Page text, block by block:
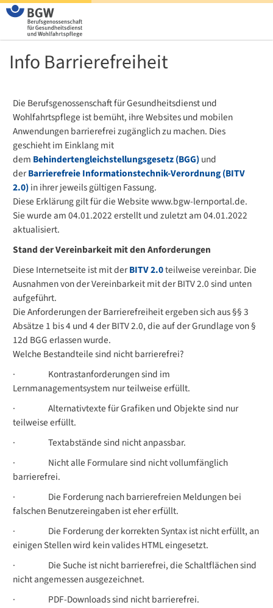
Info Barrierefreiheit
Die Berufsgenossenschaft für Gesundheitsdienst und
Wohlfahrtspflege ist bemüht, ihre Websites und mobilen
Anwendungen barrierefrei zugänglich zu machen. Dies
geschieht im Einklang mit
dem Behindertengleichstellungsgesetz (BGG)und
derBarrierefreie Informationstechnik-Verordnung (BITV
2.0)in ihrer jeweils gültigen Fassung.
Diese Erklärung gilt für die Website www.bgw-lernportal.de.
Sie wurde am 04.01.2022 erstellt und zuletzt am 04.01.2022
aktualisiert.
Stand der Vereinbarkeit mit den Anforderungen
Diese Internetseite ist mit derBITV 2.0teilweise vereinbar. Die
Ausnahmen von der Vereinbarkeit mit der BITV 2.0 sind unten
aufgeführt.
Die Anforderungen der Barrierefreiheit ergeben sich aus §§ 3
Absätze 1 bis 4 und 4 der BITV 2.0, die auf der Grundlage von §
12d BGG erlassen wurde.
Welche Bestandteilesind nicht barrierefrei?
·
Kontrastanforderungen sind im
Lernmanagementsystem nur teilweise erfüllt.
·
Alternativtexte für Grafiken und Objekte sind nur
teilweise erfüllt.
·
Textabstände sind nicht anpassbar.
·
Nicht alle Formulare sind nicht vollumfänglich
barrierefrei.
·
Die Forderung nach barrierefreien Meldungen bei
falschen Benutzereingaben ist eher erfüllt.
·
Die Forderung der korrekten Syntax ist nicht erfüllt, an
einigen Stellen wird kein valides HTML eingesetzt.
·
Die Suche ist nicht barrierefrei, die Schaltflächen sind
nicht angemessen ausgezeichnet.
·
PDF-Downloads sind nicht barrierefrei.